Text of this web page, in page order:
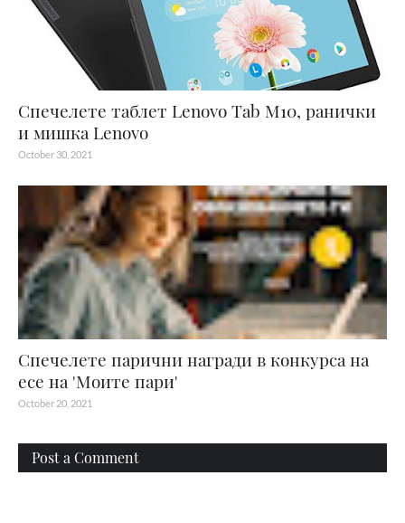
Спечелете таблет Lenovo Tab M10, ранички
и мишка Lenovo
October 30, 2021
Спечелете парични награди в конкурса на
есе на 'Моите пари'
October 20, 2021
Post a Comment